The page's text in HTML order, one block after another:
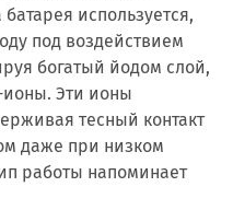
используется,
под воздействием
богатый йодом слой,
ионы. Эти ионы
тесный контакт
даже при низком
работы напоминает